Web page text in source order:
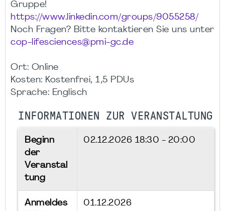
Gruppe!
https://www.linkedin.com/groups/9055258/
Noch Fragen? Bitte kontaktieren Sie uns unter
cop-lifesciences@pmi-gc.de
Ort: Online
Kosten: Kostenfrei, 1,5 PDUs
Sprache: Englisch
INFORMATIONEN ZUR VERANSTALTUNG
Beginn
der
Veranstal
tung
02.12.2026 18:30 - 20:00
Anmeldes
01.12.2026